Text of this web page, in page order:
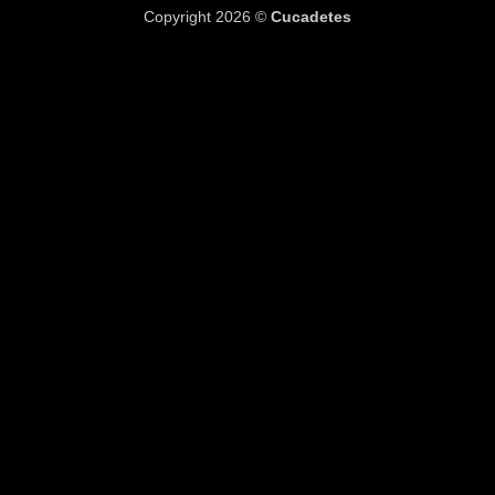
Copyright 2026 © Cucadetes